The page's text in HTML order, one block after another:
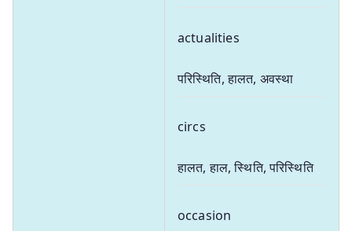
actualities
परिस्थिति, हालत, अवस्था
circs
हालत, हाल, स्थिति, परिस्थिति
occasion